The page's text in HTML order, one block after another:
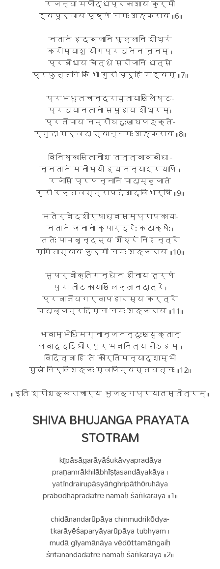
रजन्या मपीद्धप्रकाशाय कुर्मो
ह्यपूर्वाय पूष्णे नमः शङ्कराय ॥6॥
नतानां हृदब्जानि फुल्लानि शीघ्रं
करोम्याशु योगप्रदानेन नूनम् ।
प्रबोधाय चेत्थं सरोजानि धत्से
प्रफुल्लानि किं भो गुरो ब्रूहि मह्यम् ॥7॥
प्रभाधूतचन्द्रायुतायाखिलेष्ट-
प्रदायानतानां समूहाय शीघ्रम्।
प्रतीपाय नम्रौघदुःखाघपङ्क्ते-
र्मुदा सर्वदा स्यान्नमः शङ्कराय ॥8॥
विनिष्कासितानीश तत्त्वावबोधा -
न्नतानां मनोभ्यो ह्यनन्याश्रयाणि ।
रजांसि प्रपन्नानि पादाम्बुजातं
गुरो रक्तवस्त्रापदेशाद्बिभर्षि ॥9॥
मतेर्वेदशीर्षाध्वसम्प्रापकाया-
नतानां जनानां कृपार्द्रैः कटाक्षैः ।
ततेः पापबृन्दस्य शीघ्रं निहन्त्रे
स्मितास्याय कुर्मो नमः शङ्कराय ॥10॥
सुपर्वोक्तिगन्धेन हीनाय तूर्णं
पुरा तोटकायाखिलज्ञानदात्रे।
प्रवालीयगर्वापहारस्य कर्त्रे
पदाब्जम्रदिम्ना नमः शङ्कराय ॥11॥
भवाम्भोधिमग्नान्जनान्दुःखयुक्तान्
जवादुद्दिधीर्षुर्भवानित्यहोऽहम् ।
विदित्वा हि ते कीर्तिमन्यादृशाम्भो
सुखं निर्विशङ्कः स्वपिम्यस्तयत्नः ॥12॥
॥इति श्रीशङ्कराचार्य भुजङ्गप्रयातस्तोत्रम्॥
SHIVA BHUJANGA PRAYATA
STOTRAM
kṛpāsāgarāyāśukāvyapradāya
praṇamrākhilābhīṣṭasandāyakāya ।
yatīndrairupāsyāṅghripāthōruhāya
prabōdhapradātrē namaḥ śaṅkarāya ॥1॥
chidānandarūpāya chinmudrikōdya-
tkarāyēśaparyāyarūpāya tubhyam ।
mudā gīyamānāya vēdōttamāṅgaiḥ
śritānandadātrē namaḥ śaṅkarāya ॥2॥